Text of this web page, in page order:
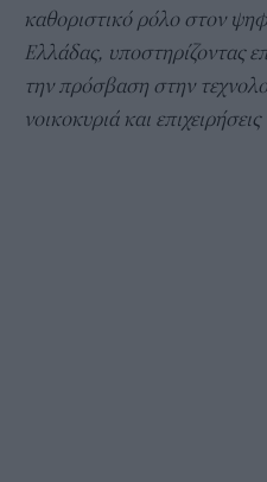
καθοριστικό ρόλο στον
Ελλάδας, υποστηρίζοντας
την πρόσβαση στην
νοικοκυριά και